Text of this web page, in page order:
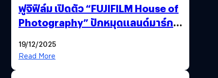
ฟูจิฟิล์ม เปิดตัว “FUJIFILM House of
Photography” ปักหมุดแลนด์มาร์ก
19/12/2025
Read More